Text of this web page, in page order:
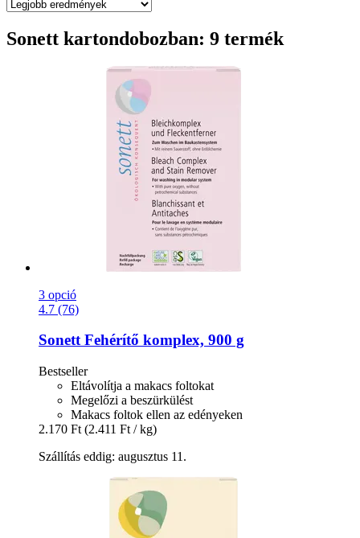
Sonett kartondobozban: 9 termék
3 opció
4.7 (76)
SonettFehérítő komplex, 900 g
Bestseller
Eltávolítja a makacs foltokat
Megelőzi a beszürkülést
Makacs foltok ellen az edényeken
2.170 Ft (2.411 Ft / kg)
Szállítás eddig: augusztus 11.